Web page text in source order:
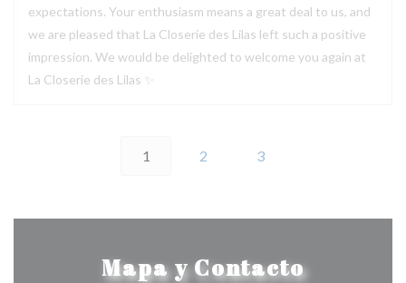
expectations. Your enthusiasm means a great deal to us, and
we are pleased that La Closerie des Lilas left such a positive
impression. We would be delighted to welcome you again at
La Closerie des Lilas ✨
1 2 3
Mapa y Contacto